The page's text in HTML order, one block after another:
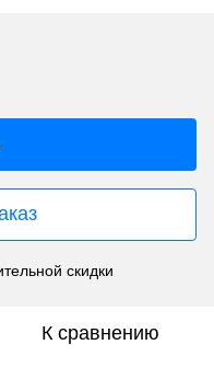
скидки
К сравнению